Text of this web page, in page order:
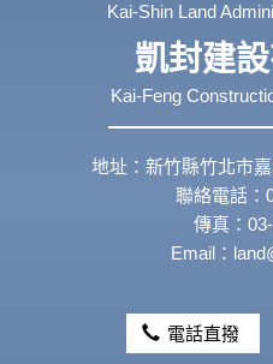
Kai-Shin Land
凱封建
Kai-Feng
地址：新竹縣竹北市
聯絡電話：
傳真：
Email：
電話直撥